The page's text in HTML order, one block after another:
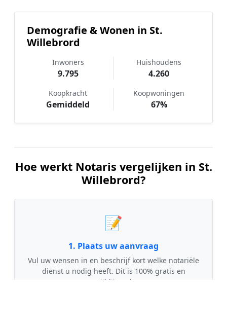
Demografie & Wonen in St.
Willebrord
Inwoners
9.795
Huishoudens
4.260
Koopkracht
Gemiddeld
Koopwoningen
67%
Hoe werkt Notaris vergelijken in St.
Willebrord?
📝
1. Plaats uw aanvraag
Vul uw wensen in en beschrijf kort welke notariële
dienst u nodig heeft. Dit is 100% gratis en
vrijblijvend.